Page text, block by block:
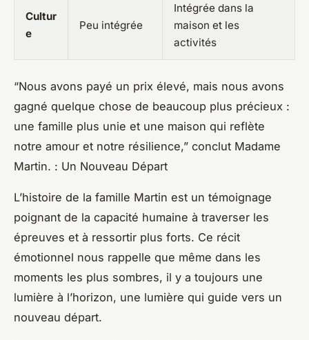
Cultur
e
Peu intégrée
Intégrée dans la
maison et les
activités
“Nous avons payé un prix élevé, mais nous avons
gagné quelque chose de beaucoup plus précieux :
une famille plus unie et une maison qui reflète
notre amour et notre résilience,” conclut Madame
Martin. : Un Nouveau Départ
L’histoire de la famille Martin est un témoignage
poignant de la capacité humaine à traverser les
épreuves et à ressortir plus forts. Ce récit
émotionnel nous rappelle que même dans les
moments les plus sombres, il y a toujours une
lumière à l’horizon, une lumière qui guide vers un
nouveau départ.